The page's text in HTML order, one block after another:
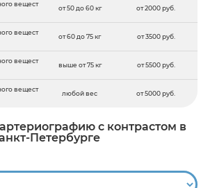
вещест
от 50 до 60 кг от 2000 руб.
вещест
от 60 до 75 кг от 3500 руб.
вещест
выше от 75 кг от 5500 руб.
вещест
любой вес от 5000 руб.
с контрастом в
Петербурге